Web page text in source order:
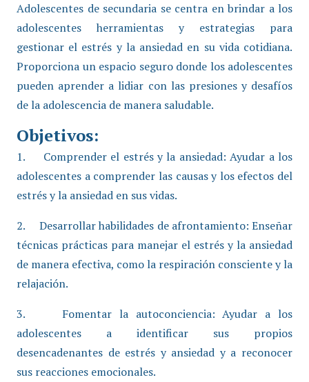
Adolescentes de secundaria se centra en brindar a los
adolescentes herramientas y estrategias para
gestionar el estrés y la ansiedad en su vida cotidiana.
Proporciona un espacio seguro donde los adolescentes
pueden aprender a lidiar con las presiones y desafíos
de la adolescencia de manera saludable.
Objetivos:
1. Comprender el estrés y la ansiedad: Ayudar a los
adolescentes a comprender las causas y los efectos del
estrés y la ansiedad en sus vidas.
2. Desarrollar habilidades de afrontamiento: Enseñar
técnicas prácticas para manejar el estrés y la ansiedad
de manera efectiva, como la respiración consciente y la
relajación.
3. Fomentar la autoconciencia: Ayudar a los
adolescentes a identificar sus propios
desencadenantes de estrés y ansiedad y a reconocer
sus reacciones emocionales.